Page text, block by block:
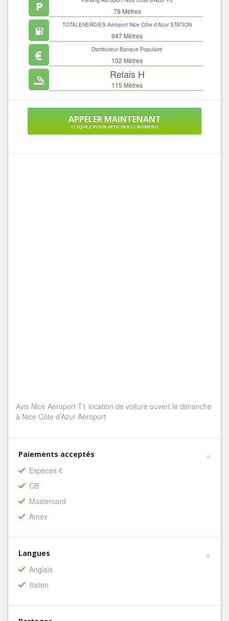
79 Mètres
TOTALENERGIES Aéroport Nice Côte d'Azur STATION
SERVICES
947 Mètres
Distributeur Banque Populaire
102 Mètres
Relais H
115 Mètres
APPELER MAINTENANT
CLIQUEZ POUR AFFICHER LE NUMÉRO
Avis Nice Aeroport T1 location de voiture ouvert le dimanche
à Nice Côte d’Azur Aéroport
Paiements acceptés
Espèces €
CB
Mastercard
Amex
Langues
Anglais
Italien